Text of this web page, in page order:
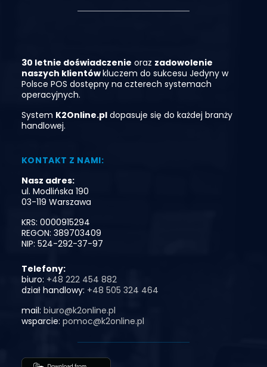
30 letnie doświadczenie oraz zadowolenie
naszych klientówkluczem do sukcesu Jedyny w
Polsce POS dostępny na czterech systemach
operacyjnych.
System K2Online.pldopasuje się do każdej branży
handlowej.
KONTAKT Z NAMI:
Nasz adres:
ul. Modlińska 190
03-119 Warszawa
KRS: 0000915294
REGON: 389703409
NIP: 524-292-37-97
Telefony:
biuro: +48 222 454 882
dział handlowy: +48 505 324 464
mail: biuro@k2online.pl
wsparcie: pomoc@k2online.pl